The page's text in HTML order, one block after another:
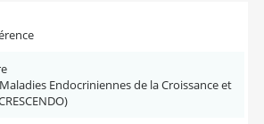
Endocriniennes de la Croissance et